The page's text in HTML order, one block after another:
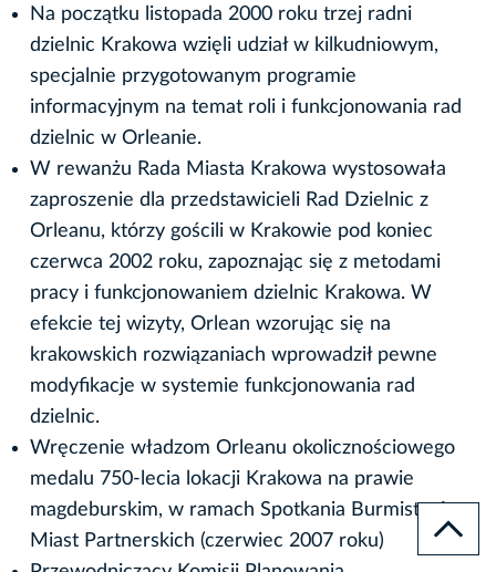
Na początku listopada 2000 roku trzej radni
dzielnic Krakowa wzięli udział w kilkudniowym,
specjalnie przygotowanym programie
informacyjnym na temat roli i funkcjonowania rad
dzielnic w Orleanie.
W rewanżu Rada Miasta Krakowa wystosowała
zaproszenie dla przedstawicieli Rad Dzielnic z
Orleanu, którzy gościli w Krakowie pod koniec
czerwca 2002 roku, zapoznając się z metodami
pracy i funkcjonowaniem dzielnic Krakowa. W
efekcie tej wizyty, Orlean wzorując się na
krakowskich rozwiązaniach wprowadził pewne
modyfikacje w systemie funkcjonowania rad
dzielnic.
Wręczenie władzom Orleanu okolicznościowego
medalu 750-lecia lokacji Krakowa na prawie
magdeburskim, w ramach Spotkania Burmistrzów
Miast Partnerskich (czerwiec 2007 roku)